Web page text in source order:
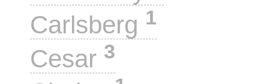
Carlsberg 1
Cesar 3